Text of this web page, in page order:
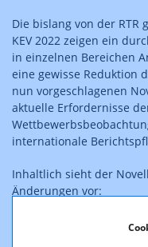
Die bislang von der
KEV 2022 zeigen ein
in einzelnen Bereichen
eine gewisse Reduktion
nun vorgeschlagenen
aktuelle Erfordernisse
internationale
Inhaltlich sieht der
Änderungen vor:
Im Bereich der